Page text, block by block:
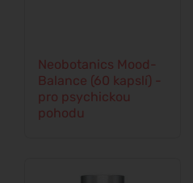
Neobotanics Mood-
Balance (60 kapslí) -
pro psychickou
pohodu